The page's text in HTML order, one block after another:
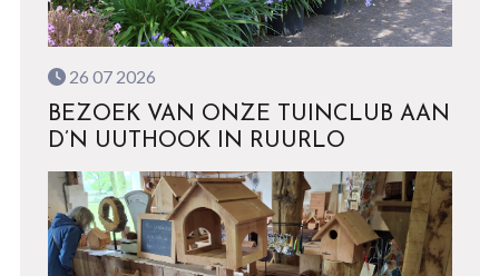
26 07 2026
BEZOEK VAN ONZE TUINCLUB AAN
D’N UUTHOOK IN RUURLO